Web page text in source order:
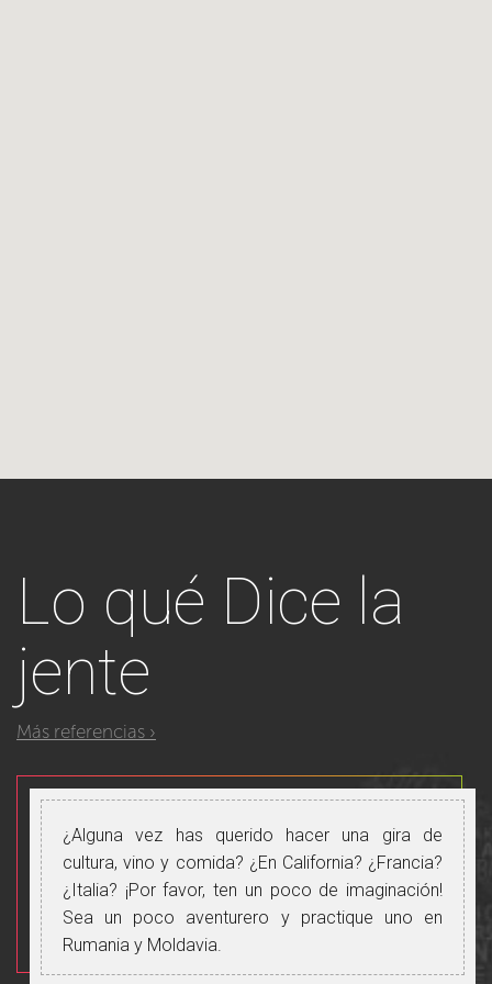
Lo qué Dice la
jente
Más referencias ›
¿Alguna vez has querido hacer una gira de
cultura, vino y comida? ¿En California? ¿Francia?
¿Italia? ¡Por favor, ten un poco de imaginación!
Sea un poco aventurero y practique uno en
Rumania y Moldavia.
Tuve la suerte de participar en una gira